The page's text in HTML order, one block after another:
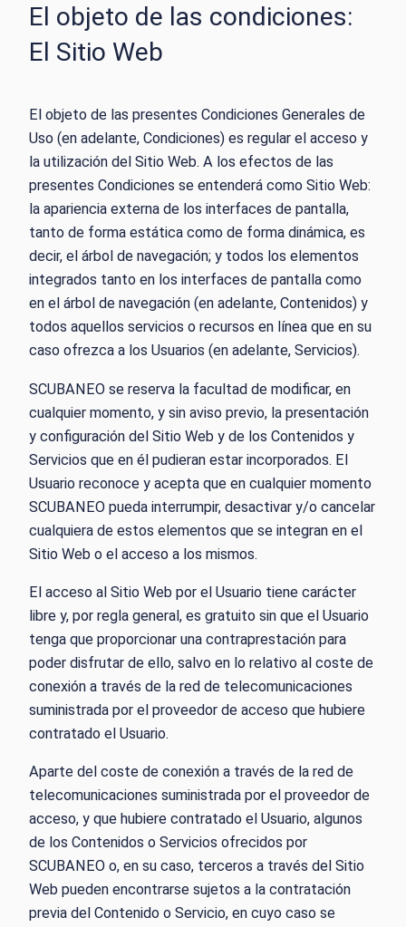
El objeto de las condiciones:
El Sitio Web
El objeto de las presentes Condiciones Generales de
Uso (en adelante, Condiciones) es regular el acceso y
la utilización del Sitio Web. A los efectos de las
presentes Condiciones se entenderá como Sitio Web:
la apariencia externa de los interfaces de pantalla,
tanto de forma estática como de forma dinámica, es
decir, el árbol de navegación; y todos los elementos
integrados tanto en los interfaces de pantalla como
en el árbol de navegación (en adelante, Contenidos) y
todos aquellos servicios o recursos en línea que en su
caso ofrezca a los Usuarios (en adelante, Servicios).
SCUBANEO se reserva la facultad de modificar, en
cualquier momento, y sin aviso previo, la presentación
y configuración del Sitio Web y de los Contenidos y
Servicios que en él pudieran estar incorporados. El
Usuario reconoce y acepta que en cualquier momento
SCUBANEO pueda interrumpir, desactivar y/o cancelar
cualquiera de estos elementos que se integran en el
Sitio Web o el acceso a los mismos.
El acceso al Sitio Web por el Usuario tiene carácter
libre y, por regla general, es gratuito sin que el Usuario
tenga que proporcionar una contraprestación para
poder disfrutar de ello, salvo en lo relativo al coste de
conexión a través de la red de telecomunicaciones
suministrada por el proveedor de acceso que hubiere
contratado el Usuario.
Aparte del coste de conexión a través de la red de
telecomunicaciones suministrada por el proveedor de
acceso, y que hubiere contratado el Usuario, algunos
de los Contenidos o Servicios ofrecidos por
SCUBANEO o, en su caso, terceros a través del Sitio
Web pueden encontrarse sujetos a la contratación
previa del Contenido o Servicio, en cuyo caso se